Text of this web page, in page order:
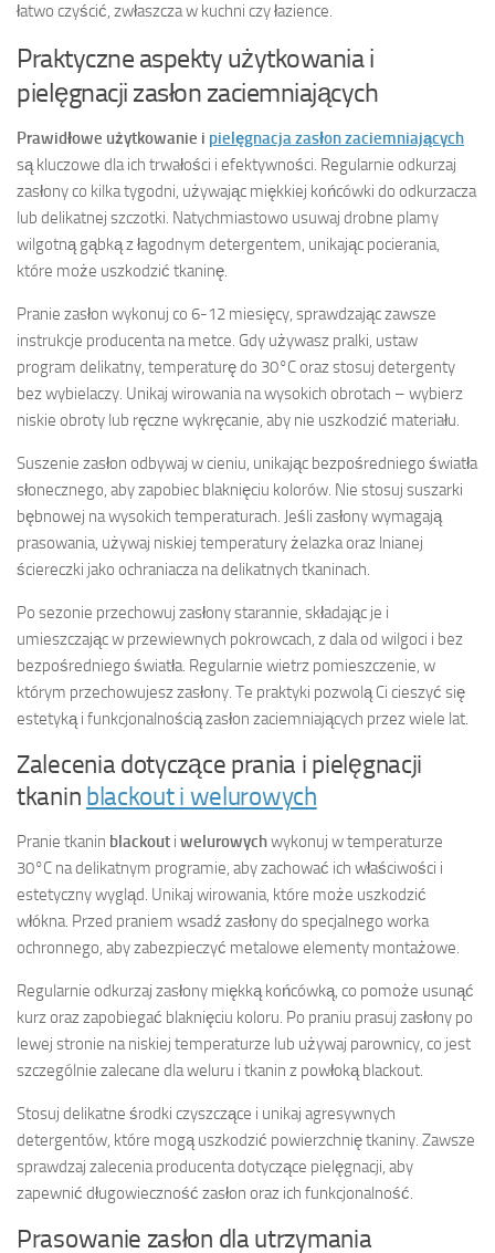
łatwo czyścić, zwłaszcza w kuchni czy łazience.
Praktyczne aspekty użytkowania i
pielęgnacji zasłon zaciemniających
Prawidłowe użytkowanie i pielęgnacja zasłon zaciemniających
są kluczowe dla ich trwałości i efektywności. Regularnie odkurzaj
zasłony co kilka tygodni, używając miękkiej końcówki do odkurzacza
lub delikatnej szczotki. Natychmiastowo usuwaj drobne plamy
wilgotną gąbką z łagodnym detergentem, unikając pocierania,
które może uszkodzić tkaninę.
Pranie zasłon wykonuj co 6-12 miesięcy, sprawdzając zawsze
instrukcje producenta na metce. Gdy używasz pralki, ustaw
program delikatny, temperaturę do 30°C oraz stosuj detergenty
bez wybielaczy. Unikaj wirowania na wysokich obrotach – wybierz
niskie obroty lub ręczne wykręcanie, aby nie uszkodzić materiału.
Suszenie zasłon odbywaj w cieniu, unikając bezpośredniego światła
słonecznego, aby zapobiec blaknięciu kolorów. Nie stosuj suszarki
bębnowej na wysokich temperaturach. Jeśli zasłony wymagają
prasowania, używaj niskiej temperatury żelazka oraz lnianej
ściereczki jako ochraniacza na delikatnych tkaninach.
Po sezonie przechowuj zasłony starannie, składając je i
umieszczając w przewiewnych pokrowcach, z dala od wilgoci i bez
bezpośredniego światła. Regularnie wietrz pomieszczenie, w
którym przechowujesz zasłony. Te praktyki pozwolą Ci cieszyć się
estetyką i funkcjonalnością zasłon zaciemniających przez wiele lat.
Zalecenia dotyczące prania i pielęgnacji
tkanin blackout i welurowych
Pranie tkanin blackout i welurowychwykonuj w temperaturze
30°C na delikatnym programie, aby zachować ich właściwości i
estetyczny wygląd. Unikaj wirowania, które może uszkodzić
włókna. Przed praniem wsadź zasłony do specjalnego worka
ochronnego, aby zabezpieczyć metalowe elementy montażowe.
Regularnie odkurzaj zasłony miękką końcówką, co pomoże usunąć
kurz oraz zapobiegać blaknięciu koloru. Po praniu prasuj zasłony po
lewej stronie na niskiej temperaturze lub używaj parownicy, co jest
szczególnie zalecane dla weluru i tkanin z powłoką blackout.
Stosuj delikatne środki czyszczące i unikaj agresywnych
detergentów, które mogą uszkodzić powierzchnię tkaniny. Zawsze
sprawdzaj zalecenia producenta dotyczące pielęgnacji, aby
zapewnić długowieczność zasłon oraz ich funkcjonalność.
Prasowanie zasłon dla utrzymania